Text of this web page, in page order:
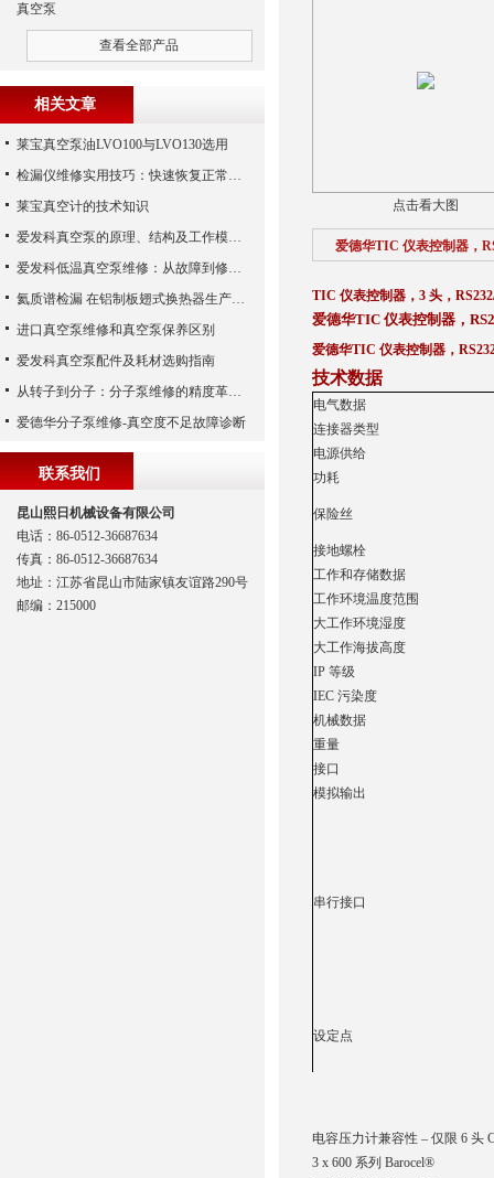
点击看大图
爱德华TIC 仪表控制器，
TIC 仪表控制器，3 头，
爱德华TIC 仪表控制器，
爱德华TIC 仪表控制器，
技术数据
电气数据
连接器类型
电源供给
功耗
保险丝
接地螺栓
工作和存储数据
工作环境温度范围
大工作环境湿度
大工作海拔高度
IP 等级
IEC 污染度
机械数据
重量
接口
模拟输出
串行接口
设定点
电容压力计兼容性 – 仅限 6 头
3 x 600 系列 Barocel®
真空泵
查看全部产品
相关文章
莱宝真空泵油LVO100与LVO130选用
检漏仪维修实用技巧：快速恢复正常运行
莱宝真空计的技术知识
爱发科真空泵的原理、结构及工作模式解析
爱发科低温真空泵维修：从故障到修复的全过程
氦质谱检漏 在铝制板翅式换热器生产中的应用
进口真空泵维修和真空泵保养区别
爱发科真空泵配件及耗材选购指南
从转子到分子：分子泵维修的精度革命与服务商选择全说明书
爱德华分子泵维修-真空度不足故障诊断
联系我们
昆山熙日机械设备有限公司
电话：86-0512-36687634
传真：86-0512-36687634
地址：江苏省昆山市陆家镇友谊路290号
邮编：215000